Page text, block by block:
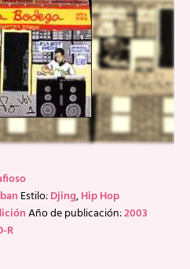
Estilo:Djing,Hip Hop
Año de publicación:2003
R